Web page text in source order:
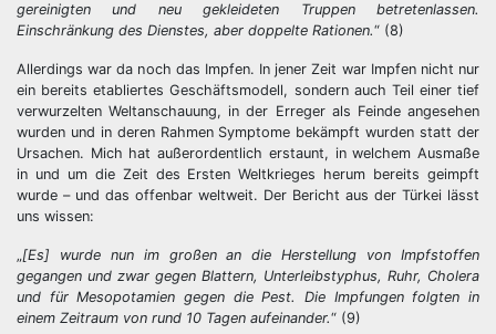
gereinigten und neu gekleideten Truppen betretenlassen.
Einschränkung des Dienstes, aber doppelte Rationen.“ (8)
Allerdings war da noch das Impfen. In jener Zeit war Impfen nicht nur
ein bereits etabliertes Geschäftsmodell, sondern auch Teil einer tief
verwurzelten Weltanschauung, in der Erreger als Feinde angesehen
wurden und in deren Rahmen Symptome bekämpft wurden statt der
Ursachen. Mich hat außerordentlich erstaunt, in welchem Ausmaße
in und um die Zeit des Ersten Weltkrieges herum bereits geimpft
wurde – und das offenbar weltweit. Der Bericht aus der Türkei lässt
uns wissen:
„[Es] wurde nun im großen an die Herstellung von Impfstoffen
gegangen und zwar gegen Blattern, Unterleibstyphus, Ruhr, Cholera
und für Mesopotamien gegen die Pest. Die Impfungen folgten in
einem Zeitraum von rund 10 Tagen aufeinander.“ (9)